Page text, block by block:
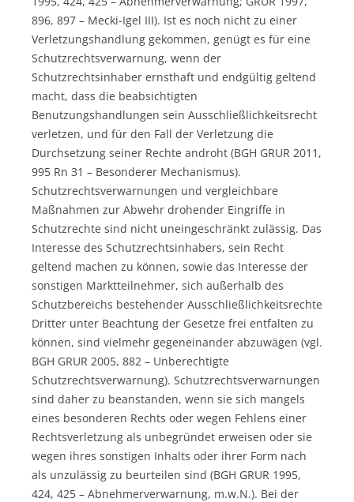
896, 897 – Mecki-Igel III). Ist es noch nicht zu einer
Verletzungshandlung gekommen, genügt es für eine
Schutzrechtsverwarnung, wenn der
Schutzrechtsinhaber ernsthaft und endgültig geltend
macht, dass die beabsichtigten
Benutzungshandlungen sein Ausschließlichkeitsrecht
verletzen, und für den Fall der Verletzung die
Durchsetzung seiner Rechte androht (BGH GRUR 2011,
995 Rn 31 – Besonderer Mechanismus).
Schutzrechtsverwarnungen und vergleichbare
Maßnahmen zur Abwehr drohender Eingriffe in
Schutzrechte sind nicht uneingeschränkt zulässig. Das
Interesse des Schutzrechtsinhabers, sein Recht
geltend machen zu können, sowie das Interesse der
sonstigen Marktteilnehmer, sich außerhalb des
Schutzbereichs bestehender Ausschließlichkeitsrechte
Dritter unter Beachtung der Gesetze frei entfalten zu
können, sind vielmehr gegeneinander abzuwägen (vgl.
BGH GRUR 2005, 882 – Unberechtigte
Schutzrechtsverwarnung). Schutzrechtsverwarnungen
sind daher zu beanstanden, wenn sie sich mangels
eines besonderen Rechts oder wegen Fehlens einer
Rechtsverletzung als unbegründet erweisen oder sie
wegen ihres sonstigen Inhalts oder ihrer Form nach
als unzulässig zu beurteilen sind (BGH GRUR 1995,
424, 425 – Abnehmerverwarnung, m.w.N.). Bei der